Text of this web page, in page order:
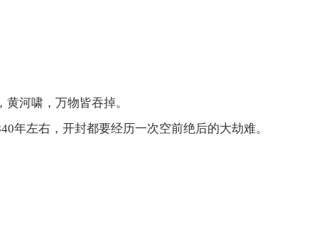
河啸，万物皆吞掉。
年左右，开封都要经历一次空前绝后的大劫难。